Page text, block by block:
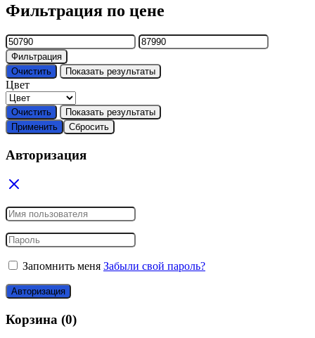
Фильтрация по цене
Минимальная
цена
Максимальная
цена
Фильтрация
Очистить
Показать результаты
Цвет
Очистить
Показать результаты
Применить
Сбросить
Авторизация
Запомнить меня Забыли свой пароль?
Авторизация
Корзина (0)